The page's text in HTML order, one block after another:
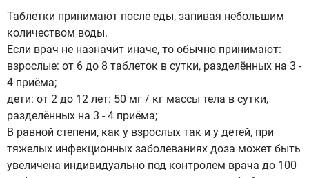
Таблетки принимают после еды, запивая небольшим
количеством воды.
Если врач не назначит иначе, то обычно принимают:
взрослые: от 6 до 8 таблеток в сутки, разделённых на 3 -
4 приёма;
дети: от 2 до 12 лет: 50 мг / кг массы тела в сутки,
разделённых на 3 - 4 приёма;
В равной степени, как у взрослых так и у детей, при
тяжелых инфекционных заболеваниях доза может быть
увеличена индивидуально под контролем врача до 100